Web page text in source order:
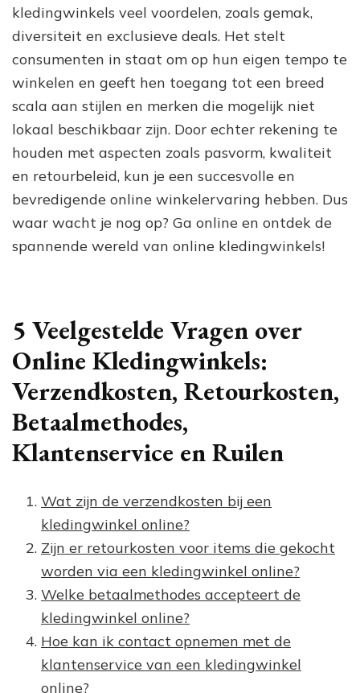
kledingwinkels veel voordelen, zoals gemak,
diversiteit en exclusieve deals. Het stelt
consumenten in staat om op hun eigen tempo te
winkelen en geeft hen toegang tot een breed
scala aan stijlen en merken die mogelijk niet
lokaal beschikbaar zijn. Door echter rekening te
houden met aspecten zoals pasvorm, kwaliteit
en retourbeleid, kun je een succesvolle en
bevredigende online winkelervaring hebben. Dus
waar wacht je nog op? Ga online en ontdek de
spannende wereld van online kledingwinkels!
5 Veelgestelde Vragen over
Online Kledingwinkels:
Verzendkosten, Retourkosten,
Betaalmethodes,
Klantenservice en Ruilen
Wat zijn de verzendkosten bij een
kledingwinkel online?
Zijn er retourkosten voor items die gekocht
worden via een kledingwinkel online?
Welke betaalmethodes accepteert de
kledingwinkel online?
Hoe kan ik contact opnemen met de
klantenservice van een kledingwinkel
online?